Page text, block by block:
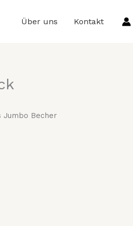
Über uns Kontakt
Jumbo Becher